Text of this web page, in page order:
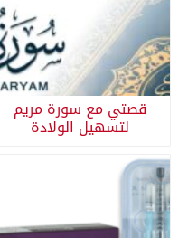
قصتي مع سورة مريم
لتسهيل الولادة